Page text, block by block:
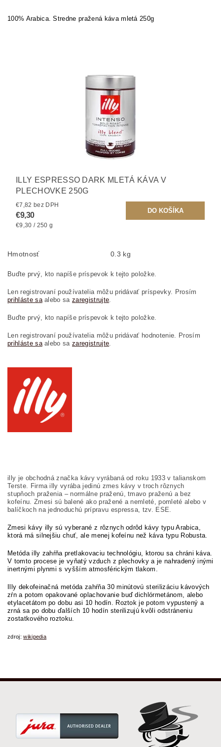
100% Arabica. Stredne pražená káva mletá 250g
ILLY ESPRESSO DARK MLETÁ KÁVA V
PLECHOVKE 250G
€7,82 bez DPH
€9,30
€9,30 / 250 g
Hmotnosť 0.3 kg
Buďte prvý, kto napíše príspevok k tejto položke.
Len registrovaní používatelia môžu pridávať príspevky. Prosím
prihláste saalebo sazaregistrujte.
Buďte prvý, kto napíše príspevok k tejto položke.
Len registrovaní používatelia môžu pridávať hodnotenie. Prosím
prihláste saalebo sazaregistrujte.
illy je obchodná značka kávy vyrábaná od roku 1933 v talianskom
Terste. Firma illy vyrába jedinú zmes kávy v troch rôznych
stupňoch praženia – normálne praženú, tmavo praženú a bez
kofeínu. Zmesi sú balené ako pražené a nemleté, pomleté alebo v
balíčkoch na jednoduchú prípravu espressa, tzv. ESE.
Zmesi kávy illy sú vyberané z rôznych odrôd kávy typu Arabica,
ktorá má silnejšiu chuť, ale menej kofeínu než káva typu Robusta.
Metóda illy zahŕňa pretlakovaciu technológiu, ktorou sa chráni káva.
V tomto procese je vyňatý vzduch z plechovky a je nahradený inými
inertnými plynmi s vyšším atmosférickým tlakom.
Illy dekofeinačná metóda zahŕňa 30 minútovú sterilizáciu kávových
zŕn a potom opakované oplachovanie buď dichlórmetánom, alebo
etylacetátom po dobu asi 10 hodín. Roztok je potom vypustený a
zrná sa po dobu ďalších 10 hodín sterilizujú kvôli odstráneniu
zostatkového roztoku.
zdroj:wikipedia